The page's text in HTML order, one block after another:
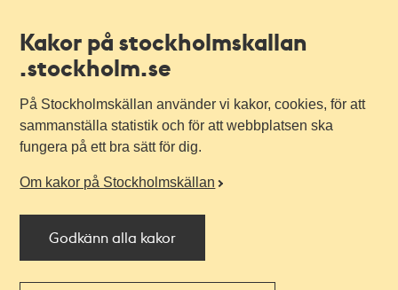
Kakor på stockholmskallan
.stockholm.se
På Stockholmskällan använder vi kakor, cookies, för att
sammanställa statistik och för att webbplatsen ska
fungera på ett bra sätt för dig.
Om kakor på Stockholmskällan
Godkänn alla kakor